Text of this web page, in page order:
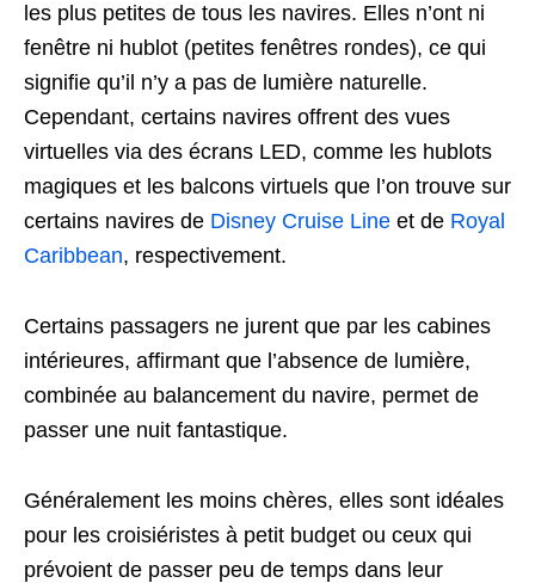
les plus petites de tous les navires. Elles n’ont ni
fenêtre ni hublot (petites fenêtres rondes), ce qui
signifie qu’il n’y a pas de lumière naturelle.
Cependant, certains navires offrent des vues
virtuelles via des écrans LED, comme les hublots
magiques et les balcons virtuels que l’on trouve sur
certains navires de Disney Cruise Line et de Royal
Caribbean, respectivement.
Certains passagers ne jurent que par les cabines
intérieures, affirmant que l’absence de lumière,
combinée au balancement du navire, permet de
passer une nuit fantastique.
Généralement les moins chères, elles sont idéales
pour les croisiéristes à petit budget ou ceux qui
prévoient de passer peu de temps dans leur